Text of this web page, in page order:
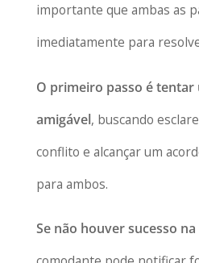
importante que ambas as
imediatamente para
O primeiro passo é tentar
amigável, buscando
conflito e alcançar um
para ambos.
Se não houver sucesso